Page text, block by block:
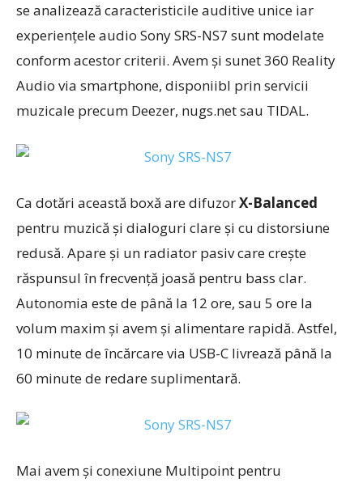
se analizează caracteristicile auditive unice iar
experiențele audio Sony SRS-NS7 sunt modelate
conform acestor criterii. Avem și sunet 360 Reality
Audio via smartphone, disponiibl prin servicii
muzicale precum Deezer, nugs.net sau TIDAL.
Ca dotări această boxă are difuzorX-Balanced
pentru muzică și dialoguri clare și cu distorsiune
redusă. Apare și un radiator pasiv care crește
răspunsul în frecvență joasă pentru bass clar.
Autonomia este de până la 12 ore, sau 5 ore la
volum maxim și avem și alimentare rapidă. Astfel,
10 minute de încărcare via USB-C livrează până la
60 minute de redare suplimentară.
Mai avem și conexiune Multipoint pentru